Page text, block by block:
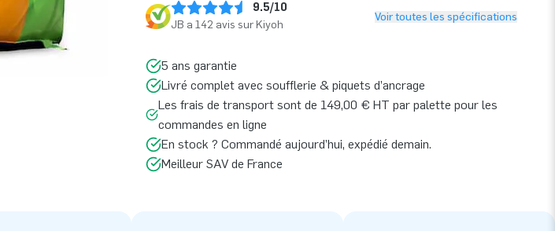
9.5/10
JB a 142 avis sur Kiyoh
Voir toutes les spécifications
5 ans garantie
Livré complet avec soufflerie & piquets d’ancrage
Les frais de transport sont de 149,00 € HT par palette pour les
commandes en ligne
En stock ? Commandé aujourd’hui, expédié demain.
Meilleur SAV de France